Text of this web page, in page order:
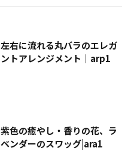
左右に流れる丸バラのエレガ
ントアレンジメント｜arp1
紫色の癒やし・香りの花、ラ
ベンダーのスワッグ|ara1